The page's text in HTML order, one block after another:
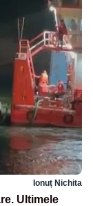
Ionuț Nichita
Ultimele